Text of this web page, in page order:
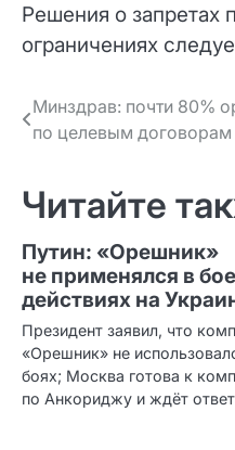
Решения о
ограничениях
Навигация
по записям
Минздрав: почти 80%
по целевым договорам
Читайте
Путин: «Орешник»
не применялся в
действиях на
Президент заявил, что
«Орешник» не
боях; Москва готова к
по Анкориджу и ждёт